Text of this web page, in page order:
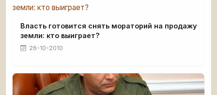
Власть готовится снять мораторий на продажу
земли: кто выиграет?
26-10-2010